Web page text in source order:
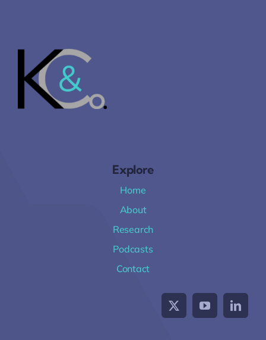
Explore
Home
About
Research
Podcasts
Contact